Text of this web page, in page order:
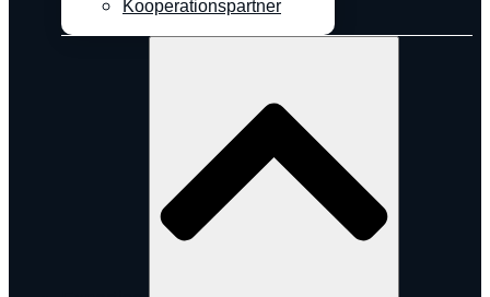
Kooperationspartner